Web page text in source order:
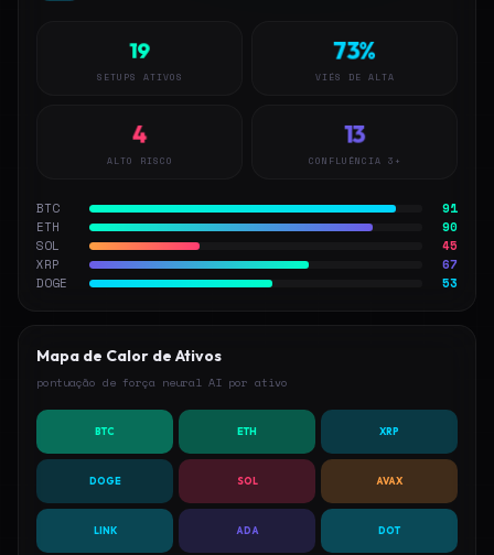
19
SETUPS ATIVOS
73%
VIÉS DE ALTA
4
ALTO RISCO
13
CONFLUÊNCIA 3+
BTC
91
ETH
90
SOL
45
XRP
67
DOGE
53
Mapa de Calor de Ativos
pontuação de força neural AI por ativo
BTC ETH XRP
DOGE SOL AVAX
LINK ADA DOT